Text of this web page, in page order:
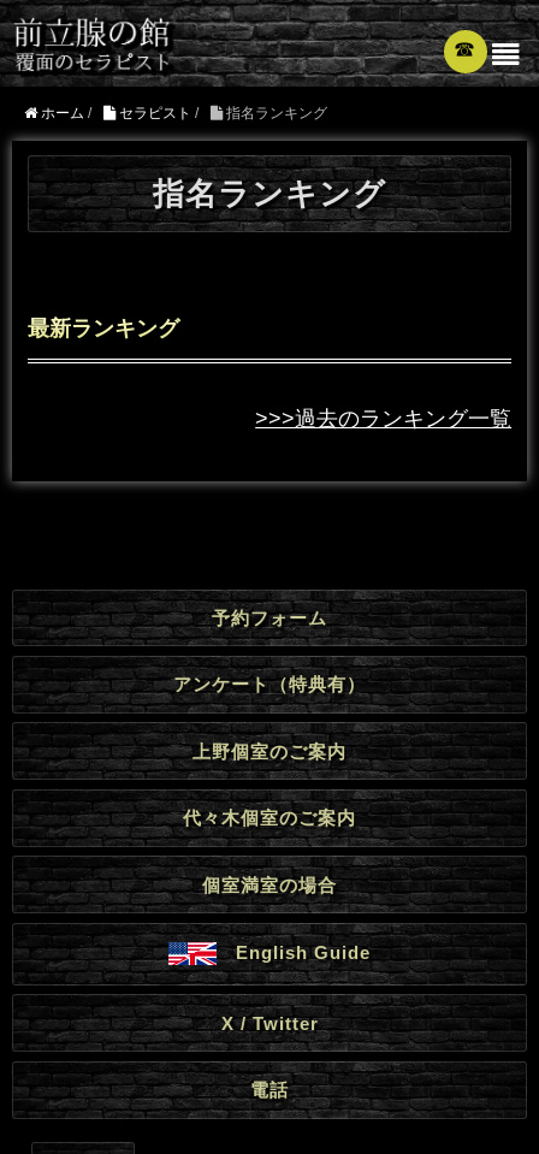
☎︎
ホーム / セラピスト / 指名ランキング
指名ランキング
最新ランキング
>>>過去のランキング一覧
予約フォーム
アンケート（特典有）
上野個室のご案内
代々木個室のご案内
個室満室の場合
English Guide
X / Twitter
電話